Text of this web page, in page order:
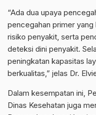
“Ada dua upaya
pencegahan primer
risiko penyakit, serta
deteksi dini penyakit.
peningkatan kapasitas
berkualitas,” jelas Dr.
Dalam kesempatan ini,
Dinas Kesehatan juga